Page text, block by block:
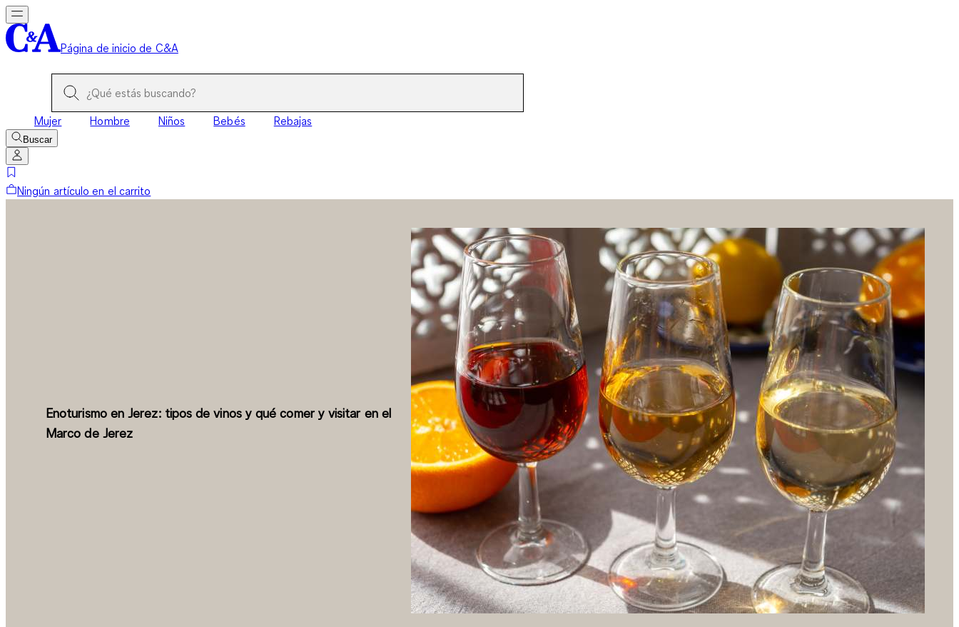
Página de inicio de C&A
Mujer Hombre Niños Bebés Rebajas
Buscar
Ningún artículo en el carrito
Enoturismo en Jerez: tipos de vinos y qué comer y visitar en el
Marco de Jerez